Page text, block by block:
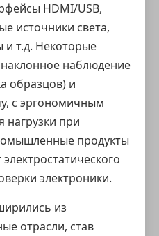
HDMI/USB,
источники света,
т.д. Некоторые
наблюдение
образцов) и
с эргономичным
нагрузки при
продукты
электроники.
из
отрасли, став